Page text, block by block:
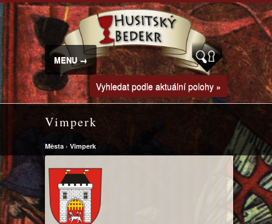
MENU →
Vyhledat podle aktuální polohy »
Vimperk
Města › Vimperk